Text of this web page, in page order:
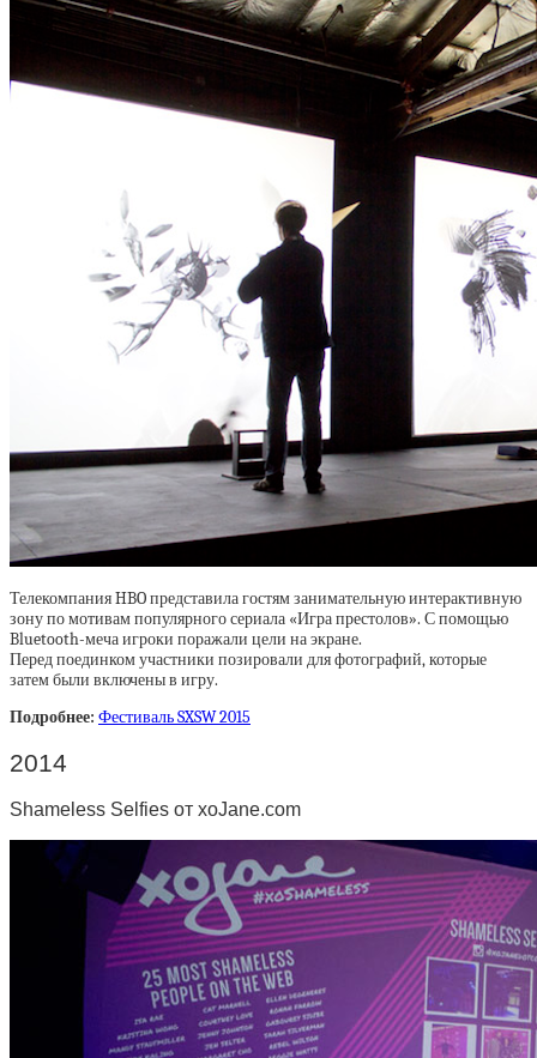
Телекомпания HBO представила гостям занимательную интерактивную
зону по мотивам популярного сериала «Игра престолов». С помощью
Bluetooth-меча игроки поражали цели на экране.
Перед поединком участники позировали для фотографий, которые
затем были включены в игру.
Подробнее: Фестиваль SXSW 2015
2014
Shameless Selfies от xoJane.com